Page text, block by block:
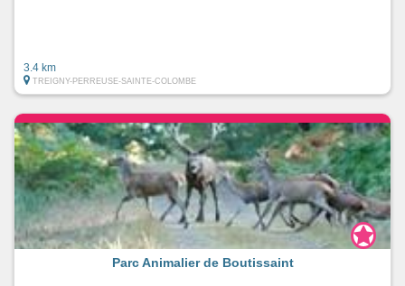
3.4 km
TREIGNY-PERREUSE-SAINTE-COLOMBE
Parc Animalier de Boutissaint